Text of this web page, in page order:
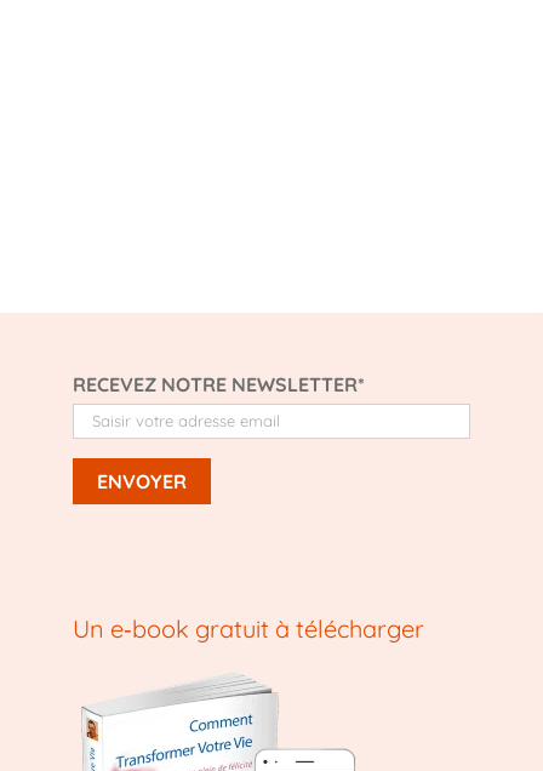
RECEVEZ NOTRE NEWSLETTER*
Un e‑book gratuit à télécharger